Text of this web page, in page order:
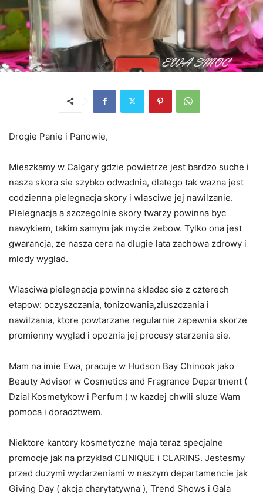
Drogie Panie i Panowie,
Mieszkamy w Calgary gdzie powietrze jest bardzo suche i
nasza skora sie szybko odwadnia, dlatego tak wazna jest
codzienna pielegnacja skory i wlasciwe jej nawilzanie.
Pielegnacja a szczegolnie skory twarzy powinna byc
nawykiem, takim samym jak mycie zebow. Tylko ona jest
gwarancja, ze nasza cera na dlugie lata zachowa zdrowy i
mlody wyglad.
Wlasciwa pielegnacja powinna skladac sie z czterech
etapow: oczyszczania, tonizowania,zluszczania i
nawilzania, ktore powtarzane regularnie zapewnia skorze
promienny wyglad i opoznia jej procesy starzenia sie.
Mam na imie Ewa, pracuje w Hudson Bay Chinook jako
Beauty Advisor w Cosmetics and Fragrance Department (
Dzial Kosmetykow i Perfum ) w kazdej chwili sluze Wam
pomoca i doradztwem.
Niektore kantory kosmetyczne maja teraz specjalne
promocje jak na przyklad CLINIQUE i CLARINS. Jestesmy
przed duzymi wydarzeniami w naszym departamencie jak
Giving Day ( akcja charytatywna ), Trend Shows i Gala